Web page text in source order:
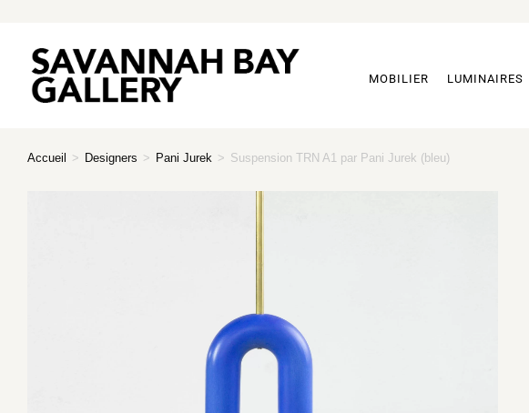
MOBILIER LUMINAIRES
Accueil > Designers > Pani Jurek > Suspension TRN A1 par Pani Jurek (bleu)